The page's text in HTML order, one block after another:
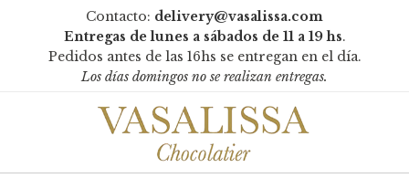
Contacto: delivery@vasalissa.com
Entregas de lunes a sábados de 11 a 19 hs.
Pedidos antes de las 16hs se entregan en el día.
Los días domingos no se realizan entregas.